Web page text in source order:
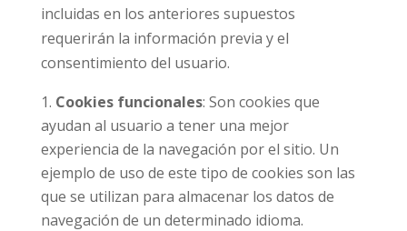
incluidas en los anteriores supuestos
requerirán la información previa y el
consentimiento del usuario.
Cookies funcionales: Son cookies que
ayudan al usuario a tener una mejor
experiencia de la navegación por el sitio. Un
ejemplo de uso de este tipo de cookies son las
que se utilizan para almacenar los datos de
navegación de un determinado idioma.